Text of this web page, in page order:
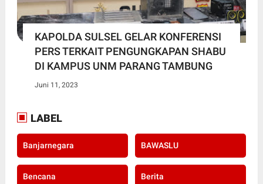
KAPOLDA SULSEL GELAR KONFERENSI
PERS TERKAIT PENGUNGKAPAN SHABU
DI KAMPUS UNM PARANG TAMBUNG
Juni 11, 2023
LABEL
Banjarnegara BAWASLU
Bencana Berita